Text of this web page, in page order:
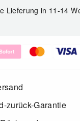
Lieferungin 11-14
zurück-Garantie